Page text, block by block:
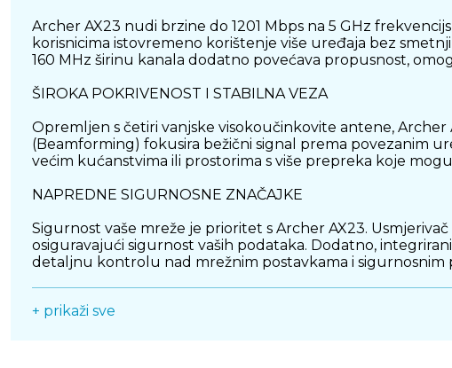
Archer AX23 nudi brzine do 1201 Mbps na 5 GHz
korisnicima istovremeno korištenje više uređaja bez
160 MHz širinu kanala dodatno povećava propusnost,
ŠIROKA POKRIVENOST I STABILNA VEZA
Opremljen s četiri vanjske visokoučinkovite antene,
(Beamforming) fokusira bežični signal prema povezanim
većim kućanstvima ili prostorima s više prepreka koje
NAPREDNE SIGURNOSNE ZNAČAJKE
Sigurnost vaše mreže je prioritet s Archer AX23.
osiguravajući sigurnost vaših podataka. Dodatno,
detaljnu kontrolu nad mrežnim postavkama i sigurnosnim
+ prikaži sve